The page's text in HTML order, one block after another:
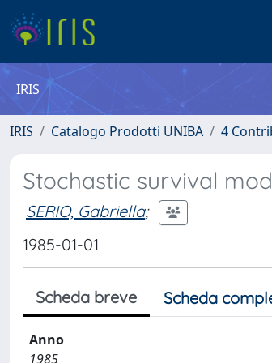
IRIS
IRIS Catalogo Prodotti UNIBA 4
Stochastic survival
SERIO, Gabriella;
1985-01-01
Scheda breve Scheda
Anno
1985